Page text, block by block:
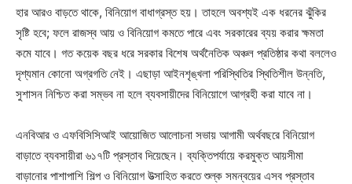
হার আরও বাড়তে থাকে, বিনিয়োগ বাধাগ্রস্ত হয়। তাহলে অবশ্যই এক ধরনের ঝুঁকির
সৃষ্টি হবে; ফলে রাজস্ব আয় ও বিনিয়োগ কমতে পারে এবং সরকারের ব্যয় করার ক্ষমতা
কমে যাবে। গত কয়েক বছর ধরে সরকার বিশেষ অর্থনৈতিক অঞ্চল প্রতিষ্ঠার কথা বললেও
দৃশ্যমান কোনো অগ্রগতি নেই। এছাড়া আইনশৃঙ্খলা পরিস্থিতির স্থিতিশীল উন্নতি,
সুশাসন নিশ্চিত করা সম্ভব না হলে ব্যবসায়ীদের বিনিয়োগে আগ্রহী করা যাবে না।
এনবিআর ও এফবিসিসিআই আয়োজিত আলোচনা সভায় আগামী অর্থবছরে বিনিয়োগ
বাড়াতে ব্যবসায়ীরা ৬১৭টি প্রস্তাব দিয়েছেন। ব্যক্তিপর্যায়ে করমুক্ত আয়সীমা
বাড়ানোর পাশাপাশি শিল্প ও বিনিয়োগ উত্সাহিত করতে শুল্ক সমন্বয়ের এসব প্রস্তাব